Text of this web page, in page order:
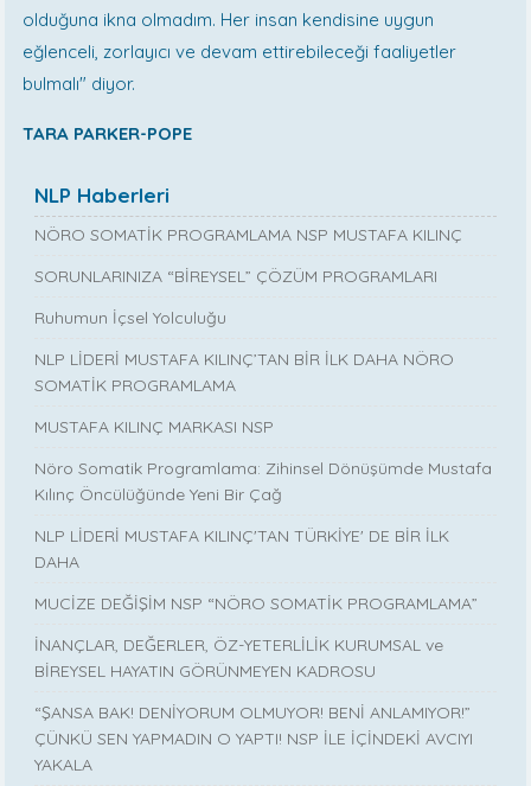
olduğuna ikna olmadım. Her insan kendisine uygun
eğlenceli, zorlayıcı ve devam ettirebileceği faaliyetler
bulmalı" diyor.
TARA PARKER-POPE
NLP Haberleri
NÖRO SOMATİK PROGRAMLAMA NSP MUSTAFA KILINÇ
SORUNLARINIZA “BİREYSEL” ÇÖZÜM PROGRAMLARI
Ruhumun İçsel Yolculuğu
NLP LİDERİ MUSTAFA KILINÇ’TAN BİR İLK DAHA NÖRO
SOMATİK PROGRAMLAMA
MUSTAFA KILINÇ MARKASI NSP
Nöro Somatik Programlama: Zihinsel Dönüşümde Mustafa
Kılınç Öncülüğünde Yeni Bir Çağ
NLP LİDERİ MUSTAFA KILINÇ'TAN TÜRKİYE' DE BİR İLK
DAHA
MUCİZE DEĞİŞİM NSP “NÖRO SOMATİK PROGRAMLAMA”
İNANÇLAR, DEĞERLER, ÖZ-YETERLİLİK KURUMSAL ve
BİREYSEL HAYATIN GÖRÜNMEYEN KADROSU
“ŞANSA BAK! DENİYORUM OLMUYOR! BENİ ANLAMIYOR!”
ÇÜNKÜ SEN YAPMADIN O YAPTI! NSP İLE İÇİNDEKİ AVCIYI
YAKALA